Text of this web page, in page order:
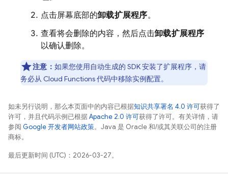
点击屏幕底部的卸载扩展程序。
查看将会删除的内容，然后点击卸载扩展程序
以确认删除。
注意： 如果您使用自动生成的 SDK 安装了扩展程序，请
务必从 Cloud Functions 代码中移除实例配置。
如未另行说明，那么本页面中的内容已根据知识共享署名 4.0 许可获得了
许可，并且代码示例已根据Apache 2.0 许可获得了许可。有关详情，请
参阅 Google 开发者网站政策。Java 是 Oracle 和/或其关联公司的注册
商标。
最后更新时间 (UTC)：2026-03-27。